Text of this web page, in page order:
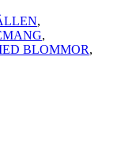
,
,
BLOMMOR,